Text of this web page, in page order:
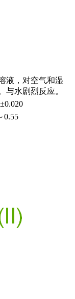
液，对空气和湿
与水剧烈反应。
0.55